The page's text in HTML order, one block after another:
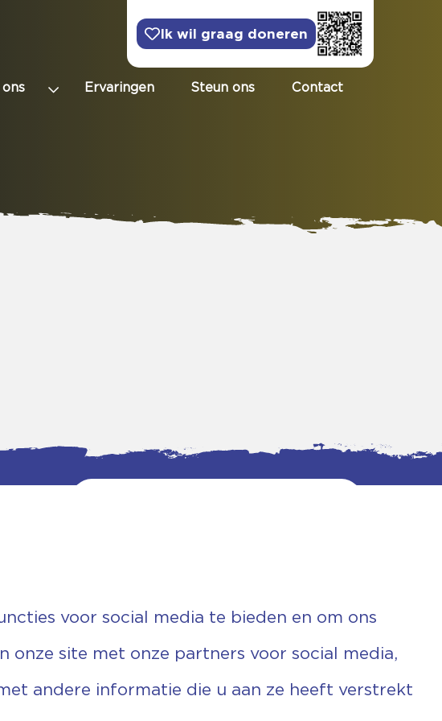
Ik wil graag doneren
Ervaringen Steun ons Contact
voor social media te bieden en om ons
onze site met onze partners voor social media,
andere informatie die u aan ze heeft verstrekt